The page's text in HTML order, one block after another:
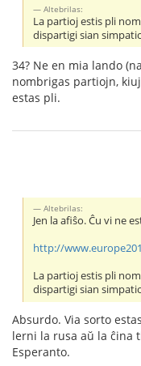
Altebrilas:
La partioj estis pli
dispartigi sian
34? Ne en mia lando
nombrigas partiojn,
estas pli.
Altebrilas:
Jen la afiŝo. Ĉu vi ne
http://
La partioj estis pli
dispartigi sian
Absurdo. Via sorto
lerni la rusa aŭ la ĉina
Esperanto.